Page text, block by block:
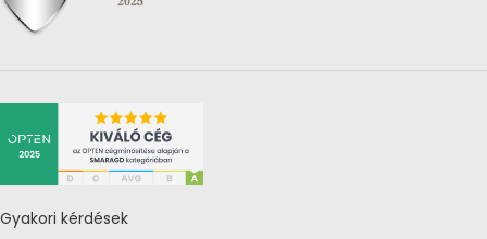
Gyakori kérdések